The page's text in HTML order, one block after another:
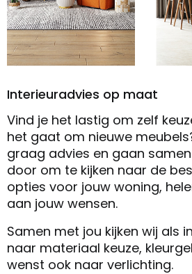
Interieuradvies op maat
Vind je het lastig om zelf
het gaat om nieuwe
graag advies en gaan
door om te kijken naar de
opties voor jouw woning,
aan jouw wensen.
Samen met jou kijken wij als
naar materiaal keuze,
wenst ook naar verlichting.